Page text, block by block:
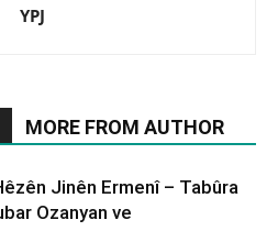
YPJ
MORE FROM AUTHOR
Jinên Ermenî – Tabûra
Ozanyan ve